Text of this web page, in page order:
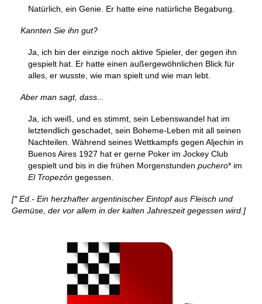
Natürlich, ein Genie. Er hatte eine natürliche Begabung.
Kannten Sie ihn gut?
Ja, ich bin der einzige noch aktive Spieler, der gegen ihn
gespielt hat. Er hatte einen außergewöhnlichen Blick für
alles, er wusste, wie man spielt und wie man lebt.
Aber man sagt, dass...
Ja, ich weiß, und es stimmt, sein Lebenswandel hat im
letztendlich geschadet, sein Boheme-Leben mit all seinen
Nachteilen. Während seines Wettkampfs gegen Aljechin in
Buenos Aires 1927 hat er gerne Poker im Jockey Club
gespielt und bis in die frühen Morgenstunden puchero* im
El Tropezón gegessen.
[* Ed.- Ein herzhafter argentinischer Eintopf aus Fleisch und
Gemüse, der vor allem in der kalten Jahreszeit gegessen wird.]